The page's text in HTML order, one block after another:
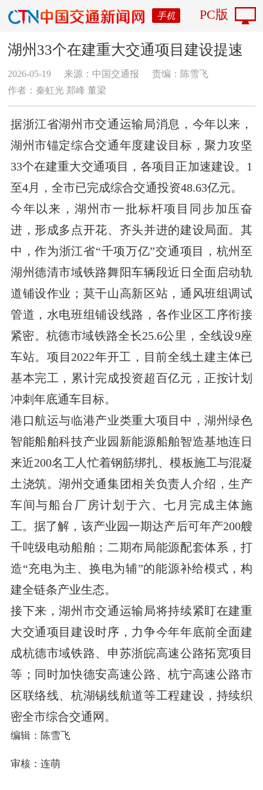
手机 PC版
湖州33个在建重大交通项目建设提速
2026-05-19 来源：中国交通报
责编：陈雪飞
作者：秦虹光 郑峰 董梁
据浙江省湖州市交通运输局消息，今年以来，
湖州市锚定综合交通年度建设目标，聚力攻坚
33个在建重大交通项目，各项目正加速建设。1
至4月，全市已完成综合交通投资48.63亿元。
今年以来，湖州市一批标杆项目同步加压奋
进，形成多点开花、齐头并进的建设局面。其
中，作为浙江省“千项万亿”交通项目，杭州至
湖州德清市域铁路舞阳车辆段近日全面启动轨
道铺设作业；莫干山高新区站，通风班组调试
管道，水电班组铺设线路，各作业区工序衔接
紧密。杭德市域铁路全长25.6公里，全线设9座
车站。项目2022年开工，目前全线土建主体已
基本完工，累计完成投资超百亿元，正按计划
冲刺年底通车目标。
港口航运与临港产业类重大项目中，湖州绿色
智能船舶科技产业园新能源船舶智造基地连日
来近200名工人忙着钢筋绑扎、模板施工与混凝
土浇筑。湖州交通集团相关负责人介绍，生产
车间与船台厂房计划于六、七月完成主体施
工。据了解，该产业园一期达产后可年产200艘
千吨级电动船舶；二期布局能源配套体系，打
造“充电为主、换电为辅”的能源补给模式，构
建全链条产业生态。
接下来，湖州市交通运输局将持续紧盯在建重
大交通项目建设时序，力争今年年底前全面建
成杭德市域铁路、申苏浙皖高速公路拓宽项目
等；同时加快德安高速公路、杭宁高速公路市
区联络线、杭湖锡线航道等工程建设，持续织
密全市综合交通网。
编辑：陈雪飞
审核：连萌